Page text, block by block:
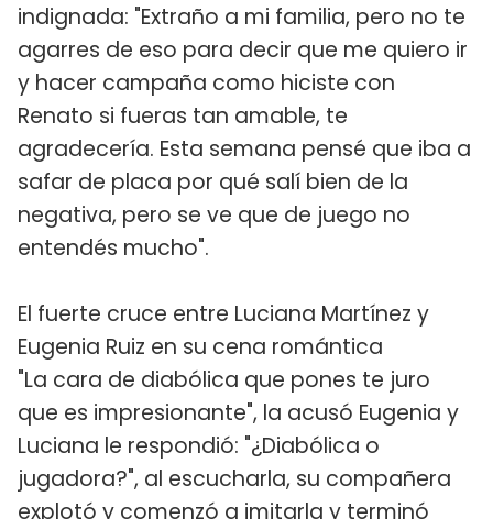
indignada: "Extraño a mi familia, pero no te
agarres de eso para decir que me quiero ir
y hacer campaña como hiciste con
Renato si fueras tan amable, te
agradecería. Esta semana pensé que iba a
safar de placa por qué salí bien de la
negativa, pero se ve que de juego no
entendés mucho".
El fuerte cruce entre Luciana Martínez y
Eugenia Ruiz en su cena romántica
"La cara de diabólica que pones te juro
que es impresionante", la acusó Eugenia y
Luciana le respondió: "¿Diabólica o
jugadora?", al escucharla, su compañera
explotó y comenzó a imitarla y terminó